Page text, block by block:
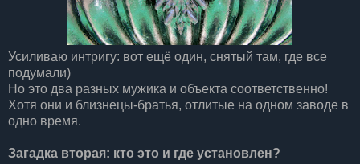
Усиливаю интригу: вот ещё один, снятый там, где все
подумали)
Но это два разных мужика и объекта соответственно!
Хотя они и близнецы-братья, отлитые на одном заводе в
одно время.
Загадка вторая: кто это и где установлен?